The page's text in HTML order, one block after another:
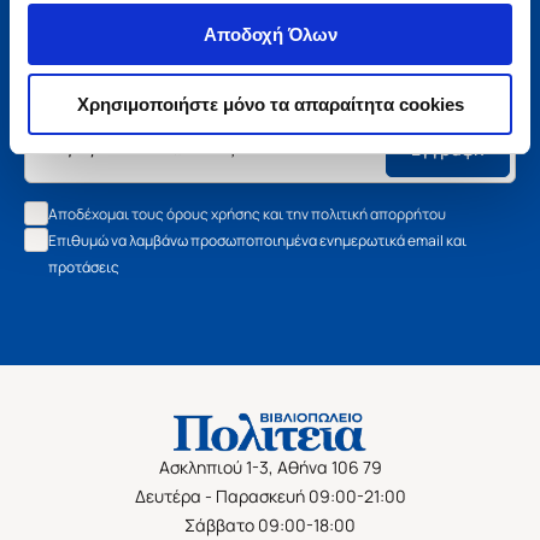
Αποδοχή Όλων
Χρησιμοποιήστε μόνο τα απαραίτητα cookies
Μάθετε τα νέα της Πολιτείας
Εγγραφείτε στο newsletter μας και μάθετε πρώτοι όλα τα
νέα βιβλία, τις εξαιρετικές τιμές και τις εκδηλώσεις μας.
Εγγραφή
Αποδέχομαι τους όρους χρήσης και την πολιτική απορρήτου
Επιθυμώ να λαμβάνω προσωποποιημένα ενημερωτικά email και
προτάσεις
Ασκληπιού 1-3, Αθήνα 106 79
Δευτέρα - Παρασκευή 09:00-21:00
Σάββατο 09:00-18:00